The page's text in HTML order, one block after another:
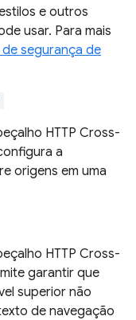
e outros
usar. Para mais
de segurança de
HTTP Cross-
a
origens em uma
HTTP Cross-
garantir que
superior não
de navegação